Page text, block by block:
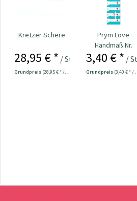
Kretzer Schere
28,95 € * / Stück
Grundpreis (28,95 € * / 1 Stück)
Prym Love
Handmaß Nr.
610728
3,40 € * /
Grundpreis (3,40 € * / 1 Stück)